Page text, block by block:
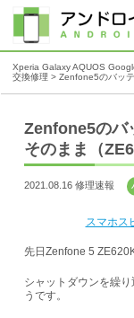
Xperia Galaxy AQUOS
交換修理 > Zenfone5のバッ
Zenfone5のバ
そのまま（
2021.08.16 修理速報
スマホス
先日Zenfone 5
シャットダウンを繰
うです。